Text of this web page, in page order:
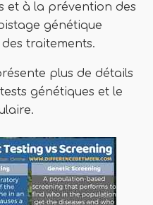
et à la prévention des
génétique
traitements.
plus de détails
génétiques et le